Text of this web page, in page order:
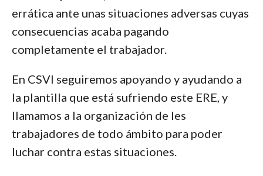
errática ante unas situaciones adversas cuyas
consecuencias acaba pagando
completamente el trabajador.
En CSVI seguiremos apoyando y ayudando a
la plantilla que está sufriendo este ERE, y
llamamos a la organización de les
trabajadores de todo ámbito para poder
luchar contra estas situaciones.